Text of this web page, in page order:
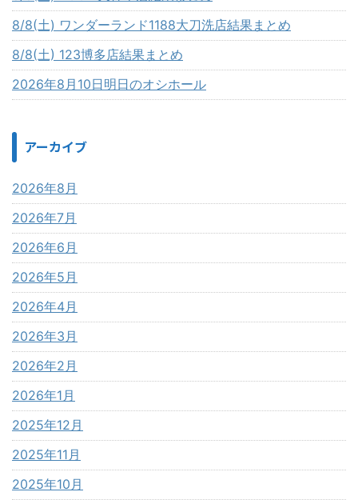
8/8(土) ワンダーランド1188大刀洗店結果まとめ
8/8(土) 123博多店結果まとめ
2026年8月10日明日のオシホール
アーカイブ
2026年8月
2026年7月
2026年6月
2026年5月
2026年4月
2026年3月
2026年2月
2026年1月
2025年12月
2025年11月
2025年10月